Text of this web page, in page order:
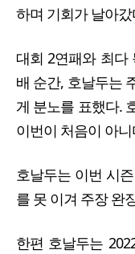
하며 기회가 날아갔
대회 2연패와 최다
배 순간, 호날두는
게 분노를 표했다.
이번이 처음이 아
호날두는 이번 시
를 못 이겨 주장 완
한편 호날두는